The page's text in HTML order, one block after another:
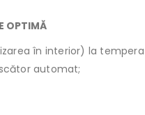
OPTIMĂ
în interior) la
automat;